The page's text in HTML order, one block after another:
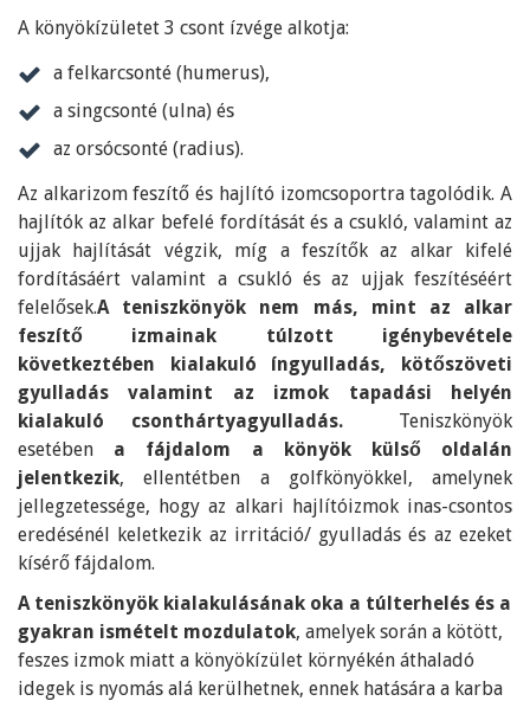
A könyökízületet 3 csont ízvége alkotja:
a felkarcsonté (humerus),
a singcsonté (ulna) és
az orsócsonté (radius).
Az alkarizom feszítő és hajlító izomcsoportra tagolódik. A
hajlítók az alkar befelé fordítását és a csukló, valamint az
ujjak hajlítását végzik, míg a feszítők az alkar kifelé
fordításáért valamint a csukló és az ujjak feszítéséért
felelősek.A teniszkönyök nem más, mint az alkar
feszítő izmainak túlzott igénybevétele
következtében kialakuló íngyulladás, kötőszöveti
gyulladás valamint az izmok tapadási helyén
kialakuló csonthártyagyulladás. Teniszkönyök
esetében a fájdalom a könyök külső oldalán
jelentkezik, ellentétben a golfkönyökkel, amelynek
jellegzetessége, hogy az alkari hajlítóizmok inas-csontos
eredésénél keletkezik az irritáció/ gyulladás és az ezeket
kísérő fájdalom.
A teniszkönyök kialakulásának oka a túlterhelés és a
gyakran ismételt mozdulatok, amelyek során a kötött,
feszes izmok miatt a könyökízület környékén áthaladó
idegek is nyomás alá kerülhetnek, ennek hatására a karba